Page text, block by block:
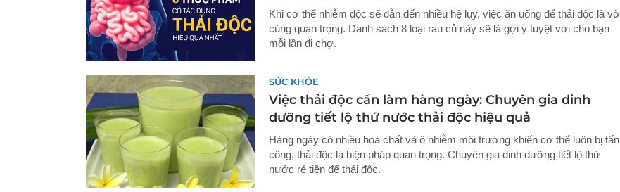
Khi cơ thể nhiễm độc sẽ dẫn đến nhiều hệ lụy, việc ăn uống để thải độc là vô
cùng quan trọng. Danh sách 8 loại rau củ này sẽ là gợi ý tuyệt vời cho bạn
mỗi lần đi chợ.
SỨC KHỎE
Việc thải độc cần làm hàng ngày: Chuyên gia dinh
dưỡng tiết lộ thứ nước thải độc hiệu quả
Hàng ngày có nhiều hoá chất và ô nhiễm môi trường khiến cơ thể luôn bị tấn
công, thải độc là biện pháp quan trọng. Chuyên gia dinh dưỡng tiết lộ thứ
nước rẻ tiền để thải độc.